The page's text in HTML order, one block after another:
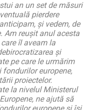
an un set de măsuri
pierdere
și vedem, de
Am reușit anul acesta
îl aveam la
și
pe care le urmărim
europene,
proiectelor.
la nivelul Ministerul
ne ajută să